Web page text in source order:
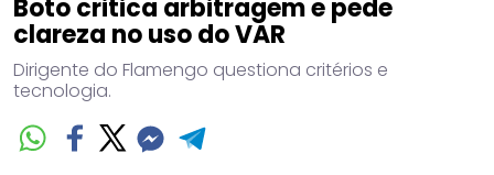
Boto critica arbitragem e pede
clareza no uso do VAR
Dirigente do Flamengo questiona critérios e
tecnologia.